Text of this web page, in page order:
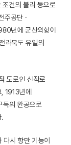
건의 불리 등으로
주공단 ·
년에 군산외항이
라북도 유일의
도로인 신작로
1913년에
의 완공으로
다시 항만 기능이